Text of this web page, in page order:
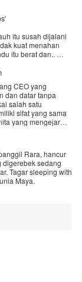
itu susah dijalani
kuat menahan
itu berat dan..
oleh pasangan
terhempas pada
bahwa salah satu
cita dan impian.
yang dulu dirasa?
mereka yang baru
CEO yang
dan datar tanpa
salah satu
sifat yang sama
yang mengejar
dengan gadis
simak!.
Rara, hancur
digerebek sedang
Tagar sleeping with
Maya.
sengaja